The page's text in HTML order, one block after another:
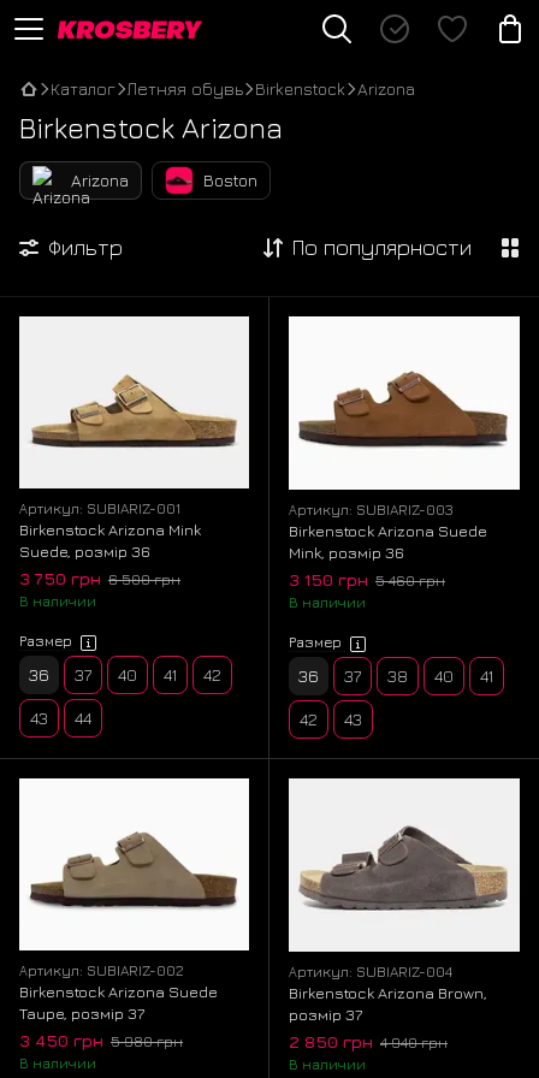
Каталог Летняя обувь Birkenstock Arizona
Birkenstock Arizona
Arizona Boston
Фильтр По популярности
Артикул: SUBIARIZ-001
Birkenstock Arizona Mink
Suede, розмір 36
3 750 грн 6 500 грн
В наличии
Размер
36 37 40 41 42
43 44
Артикул: SUBIARIZ-003
Birkenstock Arizona Suede
Mink, розмір 36
3 150 грн 5 460 грн
В наличии
Размер
36 37 38 40 41
42 43
Артикул: SUBIARIZ-002
Birkenstock Arizona Suede
Taupe, розмір 37
3 450 грн 5 980 грн
В наличии
Артикул: SUBIARIZ-004
Birkenstock Arizona Brown,
розмір 37
2 850 грн 4 940 грн
В наличии